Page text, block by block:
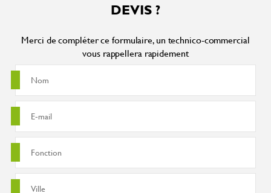
DEVIS ?
Merci de compléter ce formulaire, un technico-commercial
vous rappellera rapidement